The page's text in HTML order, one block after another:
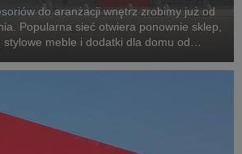
do aranżacji wnętrz zrobimy już od
Popularna sieć otwiera ponownie sklep,
meble i dodatki dla domu od
atrakcyjn...